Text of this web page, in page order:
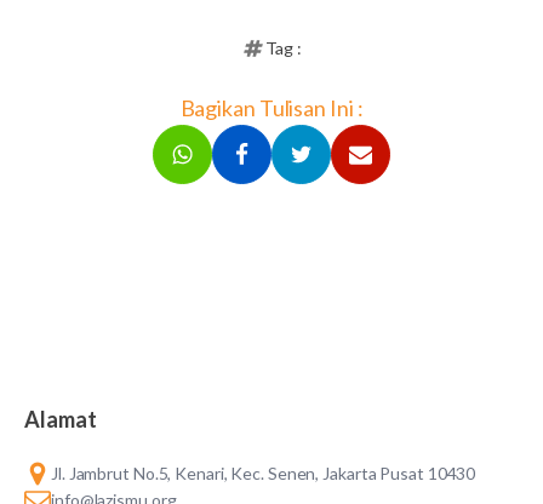
Tag :
Bagikan Tulisan Ini :
Alamat
Jl. Jambrut No.5, Kenari, Kec. Senen, Jakarta Pusat 10430
info@lazismu.org